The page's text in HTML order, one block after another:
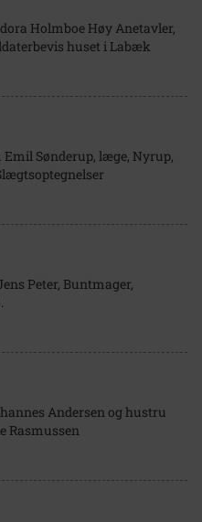
Holmboe Høy Anetavler,
huset i Labæk
Emil Sønderup, læge, Nyrup,
Peter, Buntmager,
Andersen og hustru
Rasmussen